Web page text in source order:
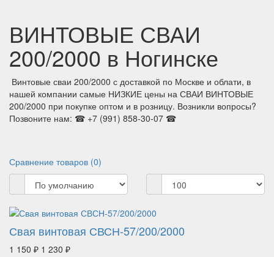
ВИНТОВЫЕ СВАИ
200/2000 в Ногинске
Винтовые сваи 200/2000 с доставкой по Москве и облати, в
нашей компании самые НИЗКИЕ цены на СВАИ ВИНТОВЫЕ
200/2000 при покупке оптом и в розницу. Возникли вопросы?
Позвоните нам: ☎ +7 (991) 858-30-07 ☎
Сравнение товаров (0)
Свая винтовая СВСН-57/200/2000
1 150 ₽ 1 230 ₽